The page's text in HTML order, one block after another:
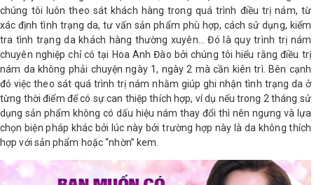
chúng tôi luôn theo sát khách hàng trong quá trình điều trị nám, từ
xác định tình trạng da, tư vấn sản phẩm phù hợp, cách sử dụng, kiểm
tra tình trạng da khách hàng thường xuyên… Đó là quy trình trị nám
chuyên nghiệp chỉ có tại Hoa Anh Đào bởi chúng tôi hiểu rằng điều trị
nám da không phải chuyện ngày 1, ngày 2 mà cần kiên trì. Bên cạnh
đó việc theo sát quá trình trị nám nhằm giúp ghi nhận tình trạng da ở
từng thời điểm để có sự can thiệp thích hợp, ví dụ nếu trong 2 tháng sử
dụng sản phẩm không có dấu hiệu nám thay đổi thì nên ngưng và lựa
chọn biện pháp khác bởi lúc này bởi trường hợp này là da không thích
hợp với sản phẩm hoặc “nhờn” kem.